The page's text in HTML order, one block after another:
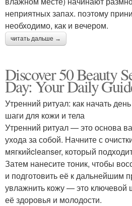
неприятных запах. поэтому
необходимо, как и вечером.
читать дальше →
Discover 50 Beauty
Day: Your Daily
Утренний ритуал: как начать
шаги для кожи и тела
Утренний ритуал — это основа
ухода за собой. Начните с
мягкийcleanser, который
Затем нанесите тоник, чтобы
и подготовить её к дальнейшим
увлажнить кожу — это ключевой
её здоровья и молодости.